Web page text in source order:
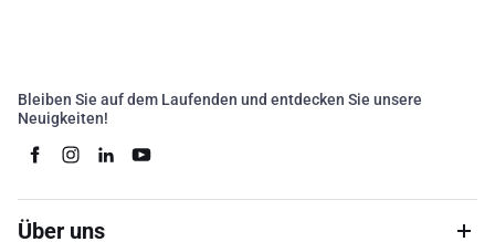
Bleiben Sie auf dem Laufenden und entdecken Sie unsere
Neuigkeiten!
Über uns